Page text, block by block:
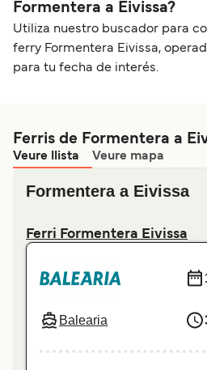
Formentera a Eivissa?
Utiliza nuestro buscador para
ferry Formentera Eivissa,
para tu fecha de interés.
Ferris de Formentera a
Veure llista Veure mapa
Formentera a Eivissa
Ferri Formentera Eivissa
Balearia